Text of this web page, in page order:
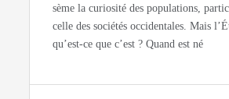
sème la curiosité des populations,
celle des sociétés occidentales. Mais
qu’est-ce que c’est ? Quand est né